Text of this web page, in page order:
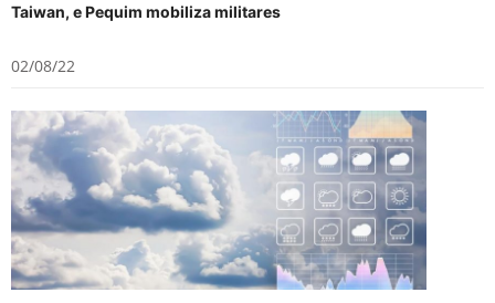
Taiwan, e Pequim mobiliza militares
02/08/22